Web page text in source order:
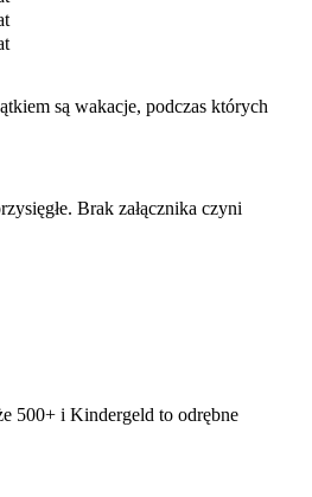
są wakacje, podczas których
Brak załącznika czyni
500+ i Kindergeld to odrębne